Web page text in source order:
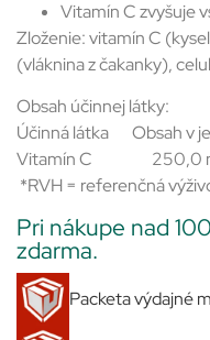
Vitamín C zvyšuje
Zloženie: vitamín C
(vláknina z čakanky),
Obsah účinnej látky:
Účinná látka Obsah v
Vitamín C
*RVH = referenčná
Pri nákupe nad
zdarma.
Packeta výdajné